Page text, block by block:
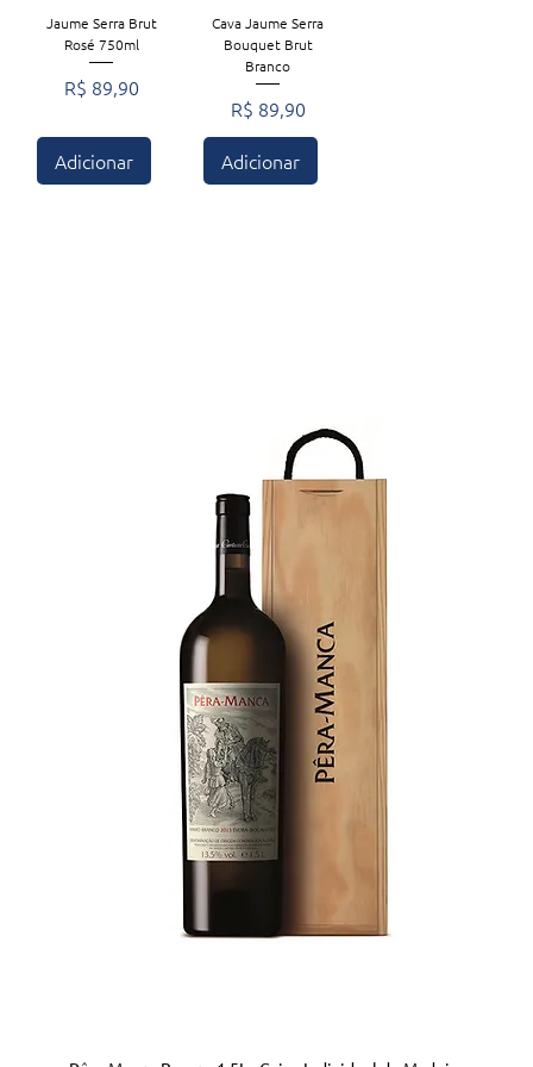
Jaume Serra Brut
Rosé 750ml
Preço
R$ 89,90
Adicionar
Cava Jaume Serra
Bouquet Brut
Branco
Preço
R$ 89,90
Adicionar